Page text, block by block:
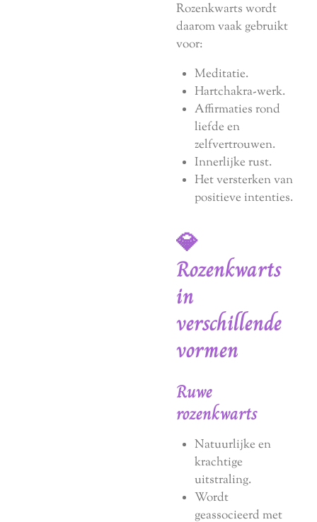
Rozenkwarts wordt
daarom vaak gebruikt
voor:
Meditatie.
Hartchakra-werk.
Affirmaties rond
liefde en
zelfvertrouwen.
Innerlijke rust.
Het versterken van
positieve intenties.
💎
Rozenkwarts
in
verschillende
vormen
Ruwe
rozenkwarts
Natuurlijke en
krachtige
uitstraling.
Wordt
geassocieerd met